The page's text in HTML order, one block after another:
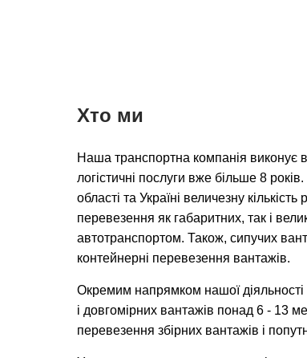
Хто ми
Наша транспортна компанія виконує
логістичні послуги вже більше 8
області та Україні величезну
перевезення як габаритних, так і
автотранспортом. Також, сипучих
контейнерні перевезення вантажів.
Окремим напрямком нашої
і довгомірних вантажів понад 6 - 13
перевезення збірних вантажів і